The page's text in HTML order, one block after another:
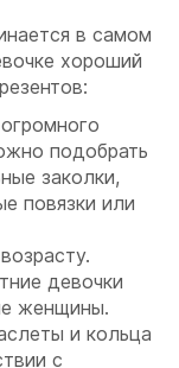
в самом
хороший
подобрать
заколки,
повязки или
девочки
женщины.
и кольца
с